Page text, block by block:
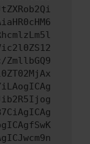
ZmllbGQ9